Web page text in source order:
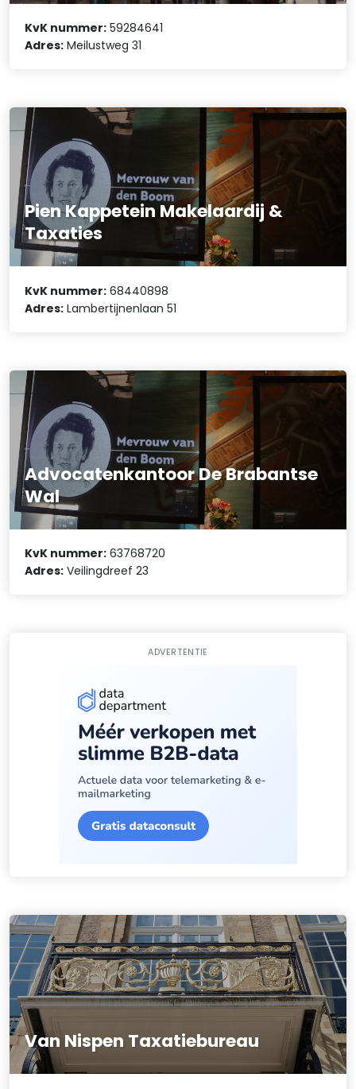
KvK nummer: 59284641
Adres: Meilustweg 31
Pien Kappetein Makelaardij &
Taxaties
KvK nummer: 68440898
Adres: Lambertijnenlaan 51
Advocatenkantoor De Brabantse
Wal
KvK nummer: 63768720
Adres: Veilingdreef 23
ADVERTENTIE
Van Nispen Taxatiebureau